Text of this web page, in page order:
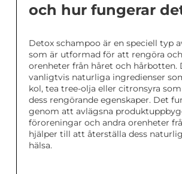
och hur fungerar
Detox schampoo är en speciell typ
som är utformad för att rengöra
orenheter från håret och hårbotten.
vanligtvis naturliga ingredienser
kol, tea tree-olja eller citronsyra
dess rengörande egenskaper. Det
genom att avlägsna
föroreningar och andra orenheter
hjälper till att återställa dess
hälsa.